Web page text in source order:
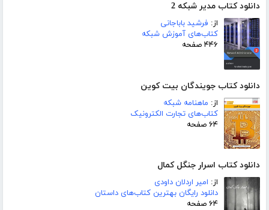
دانلود کتاب مدیر شبکه 2
از: فرشید باباجانی
کتاب‌های آموزش شبکه
۴۴۶ صفحه
دانلود کتاب جویندگان بیت کوین
از: ماهنامه شبکه
کتاب‌های تجارت الکترونیک
۶۴ صفحه
دانلود کتاب اسرار جنگل کمال
از: امیر اردلان داودی
دانلود رایگان بهترین کتاب‌های داستان
۶۴ صفحه